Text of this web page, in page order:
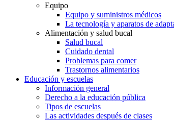
Equipo
Equipo y suministros médicos
La tecnología y aparatos de
Alimentación y salud bucal
Salud bucal
Cuidado dental
Problemas para comer
Trastornos alimentarios
Educación y escuelas
Información general
Derecho a la educación pública
Tipos de escuelas
Las actividades después de clases